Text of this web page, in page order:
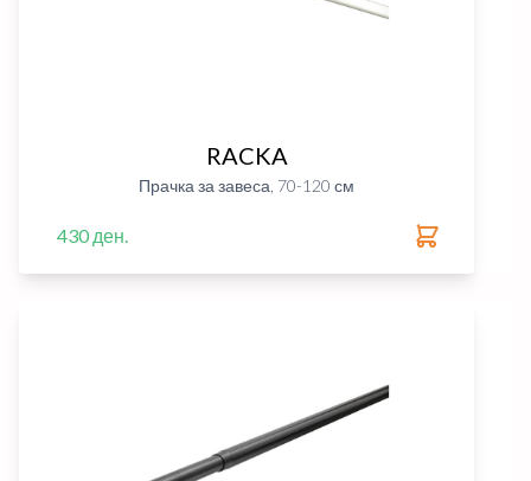
RACKA
Прачка за завеса, 70-120 см
430 ден.